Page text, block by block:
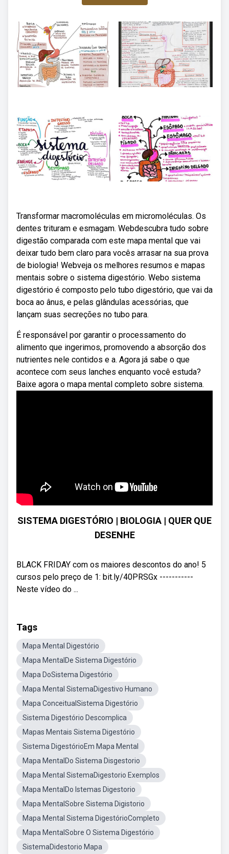
Transformar macromoléculas em micromoléculas. Os
dentes trituram e esmagam. Webdescubra tudo sobre
digestão comparada com este mapa mental que vai
deixar tudo bem claro para vocês arrasar na sua prova
de biologia! Webveja os melhores resumos e mapas
mentais sobre o sistema digestório. Webo sistema
digestório é composto pelo tubo digestório, que vai da
boca ao ânus, e pelas glândulas acessórias, que
lançam suas secreções no tubo para.
É responsável por garantir o processamento do
alimento que ingerimos, promovendo a absorção dos
nutrientes nele contidos e a. Agora já sabe o que
acontece com seus lanches enquanto você estuda?
Baixe agora o mapa mental completo sobre sistema.
SISTEMA DIGESTÓRIO | BIOLOGIA | QUER QUE
DESENHE
BLACK FRIDAY com os maiores descontos do ano! 5
cursos pelo preço de 1: bit.ly/40PRSGx -----------
Neste vídeo do ...
Tags
Mapa Mental Digestório
Mapa MentalDe Sistema Digestório
Mapa DoSistema Digestório
Mapa Mental SistemaDigestivo Humano
Mapa ConceitualSistema Digestório
Sistema Digestório Descomplica
Mapas Mentais Sistema Digestório
Sistema DigestórioEm Mapa Mental
Mapa MentalDo Sistema Disgestorio
Mapa Mental SistemaDigestorio Exemplos
Mapa MentalDo Istemas Digestorio
Mapa MentalSobre Sistema Digistorio
Mapa Mental Sistema DigestórioCompleto
Mapa MentalSobre O Sistema Digestório
SistemaDidestorio Mapa